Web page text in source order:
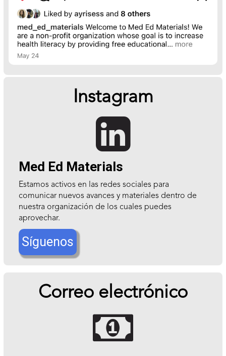
Instagram

Med Ed Materials
Estamos activos en las redes sociales para
comunicar nuevos avances y materiales dentro de
nuestra organización de los cuales puedes
aprovechar.
Síguenos
Correo electrónico
